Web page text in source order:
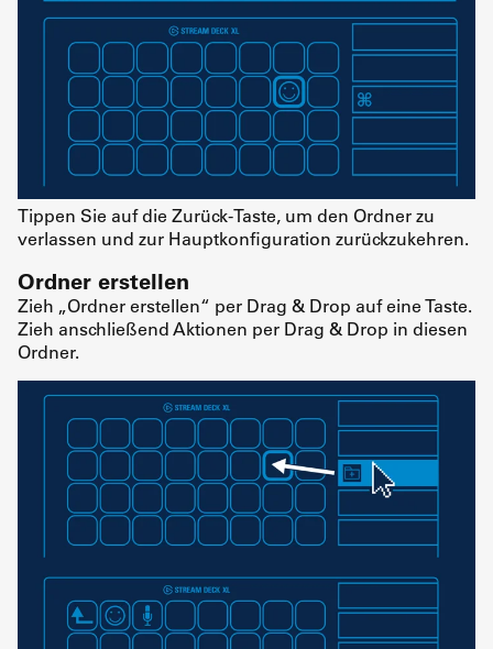
Tippen Sie auf die Zurück-Taste, um den Ordner zu
verlassen und zur Hauptkonfiguration zurückzukehren.
Ordner erstellen
Zieh „Ordner erstellen“ per Drag & Drop auf eine Taste.
Zieh anschließend Aktionen per Drag & Drop in diesen
Ordner.